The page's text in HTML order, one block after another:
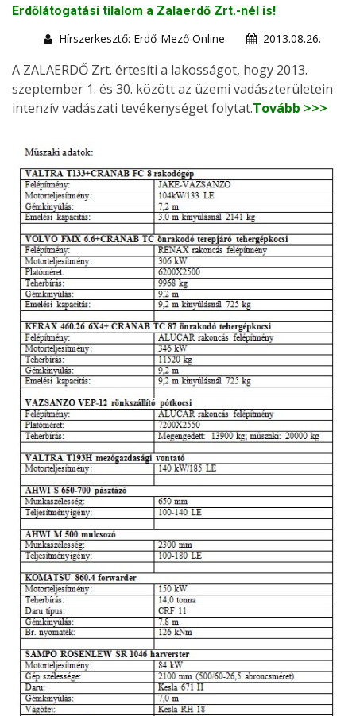
Erdőlátogatási tilalom a Zalaerdő Zrt.-nél is!
Hírszerkesztő: Erdő-Mező Online
2013.08.26.
A ZALAERDŐ Zrt. értesíti a lakosságot, hogy 2013.
szeptember 1. és 30. között az üzemi vadászterületein
intenzív vadászati tevékenységet folytat.Tovább >>>